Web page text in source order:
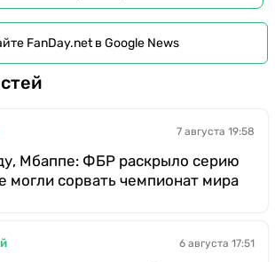
FanDay.net в Google News
7 августа 19:58
Мбаппе: ФБР раскрыло серию
могли сорвать чемпионат мира
6 августа 17:51